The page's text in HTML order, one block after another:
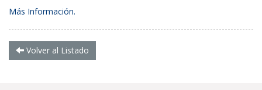
Más Información.
Volver al Listado